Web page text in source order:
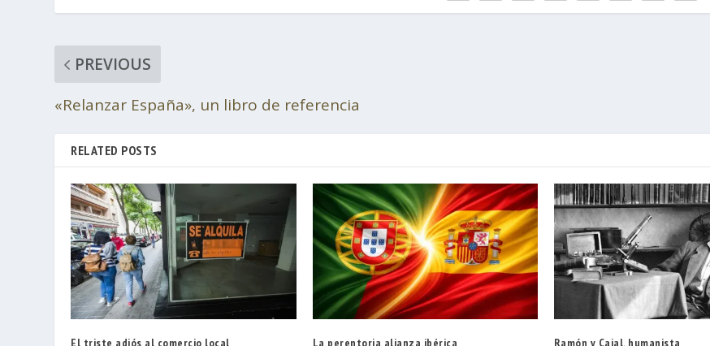
PREVIOUS
«Relanzar España», un libro de referencia
RELATED POSTS
El triste adiós al comercio local La perentoria alianza ibérica Ramón y Cajal, humanista